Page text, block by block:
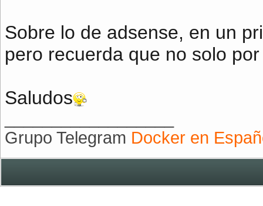
Sobre lo de adsense, en un
pero recuerda que no solo
Saludos
Grupo Telegram Docker en